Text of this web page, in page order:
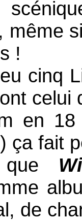
même
!
cinq
en
) ça fait
que
, de